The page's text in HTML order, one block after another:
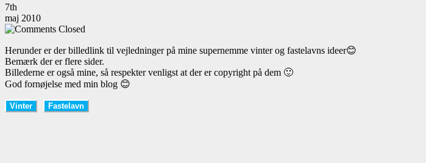
7th
maj 2010
Closed
Herunder er der billedlink til vejledninger på mine supernemme vinter og fastelavns ideer😊
Bemærk der er flere sider.
Billederne er også mine, så respekter venligst at der er copyright på dem 🙂
God fornøjelse med min blog 😊
Vinter Fastelavn